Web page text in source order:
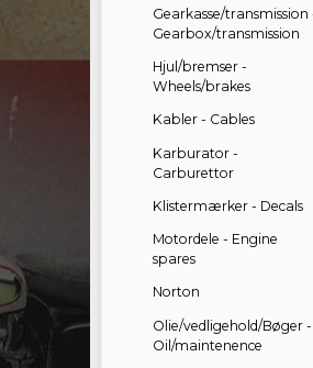
Gearkasse/transmission
Gearbox/transmission
Hjul/bremser -
Wheels/brakes
Kabler - Cables
Karburator -
Carburettor
Klistermærker - Decals
Motordele - Engine
spares
Norton
Olie/vedligehold/Bøger -
Oil/maintenence